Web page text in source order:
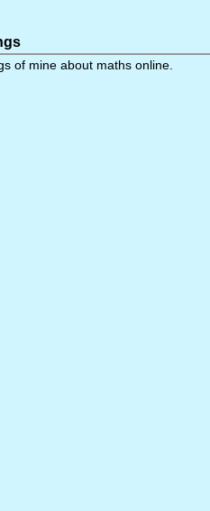
of mine about maths online.